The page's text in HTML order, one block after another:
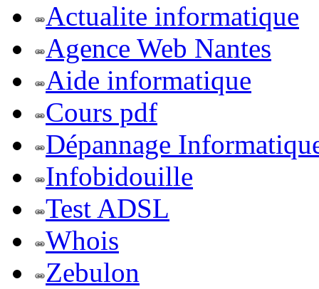
Actualite informatique
Agence Web Nantes
Aide informatique
Cours pdf
Dépannage
Infobidouille
Test ADSL
Whois
Zebulon